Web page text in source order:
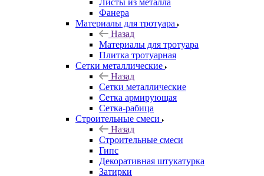
Листы из металла
Фанера
Материалы для тротуара
Назад
Материалы для тротуара
Плитка тротуарная
Сетки металлические
Назад
Сетки металлические
Сетка армирующая
Сетка-рабица
Строительные смеси
Назад
Строительные смеси
Гипс
Декоративная штукатурка
Затирки